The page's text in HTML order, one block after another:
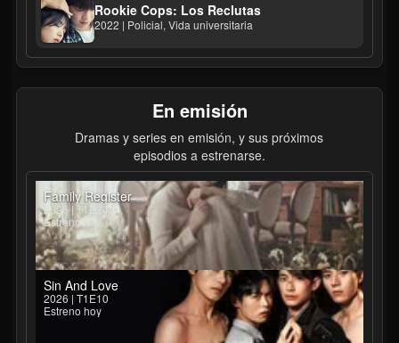
Rookie Cops: Los Reclutas
2022 | Policial, Vida universitaria
En emisión
Dramas y series en emisión, y sus próximos
episodios a estrenarse.
Family Register
2026 | T1E24
Estreno hoy
Sin And Love
2026 | T1E10
Estreno hoy